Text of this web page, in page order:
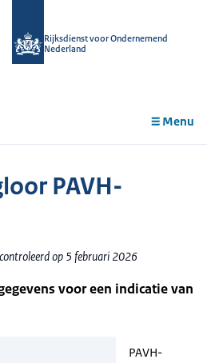
Rijksdienst voor Ondernemend
Nederland
Menu
PAVH-
op 5 februari 2026
voor een indicatie van
PAVH-